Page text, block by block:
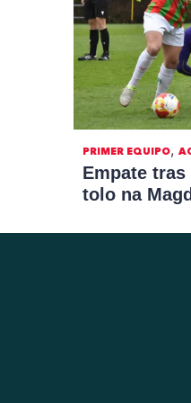
PRIMER EQUIPO,
Empate
tolo na